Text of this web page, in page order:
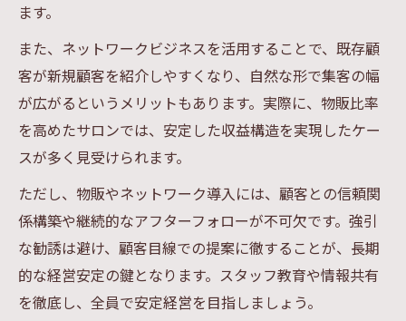
ます。
また、ネットワークビジネスを活用することで、既存顧
客が新規顧客を紹介しやすくなり、自然な形で集客の幅
が広がるというメリットもあります。実際に、物販比率
を高めたサロンでは、安定した収益構造を実現したケー
スが多く見受けられます。
ただし、物販やネットワーク導入には、顧客との信頼関
係構築や継続的なアフターフォローが不可欠です。強引
な勧誘は避け、顧客目線での提案に徹することが、長期
的な経営安定の鍵となります。スタッフ教育や情報共有
を徹底し、全員で安定経営を目指しましょう。